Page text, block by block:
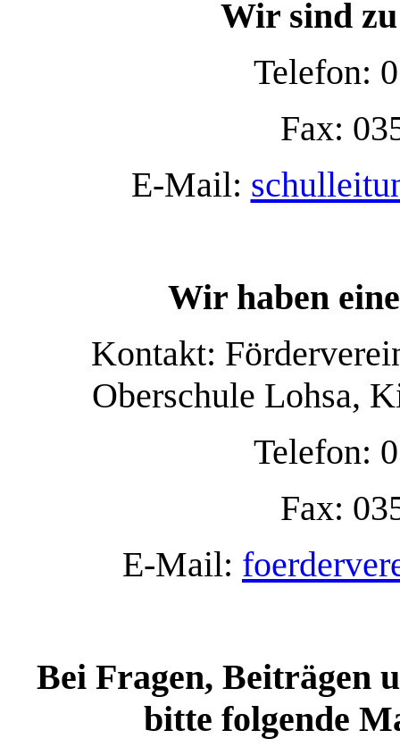
Wir sind
Telefon:
Fax:
E-Mail:
Wir haben
Kontakt:
Oberschule Lohsa,
Telefon:
Fax:
E-Mail:
Bei Fragen, Beiträgen
bitte folgende